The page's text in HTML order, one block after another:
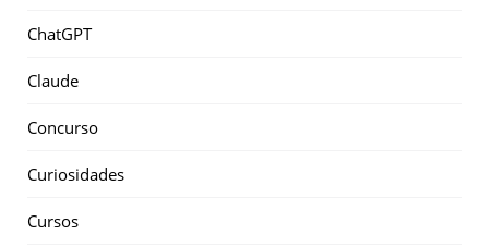
ChatGPT
Claude
Concurso
Curiosidades
Cursos